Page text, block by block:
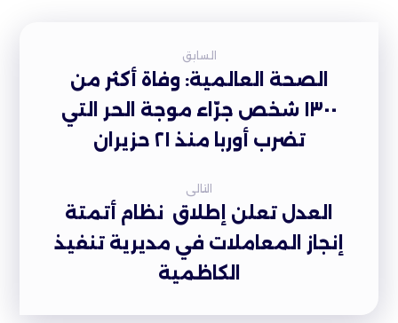
السابق
الصحة العالمية: وفاة أكثر من
١٣٠٠ شخص جرّاء موجة الحر التي
تضرب أوربا منذ ٢١ حزيران
التالى
العدل تعلن إطلاق نظام أتمتة
إنجاز المعاملات في مديرية تنفيذ
الكاظمية